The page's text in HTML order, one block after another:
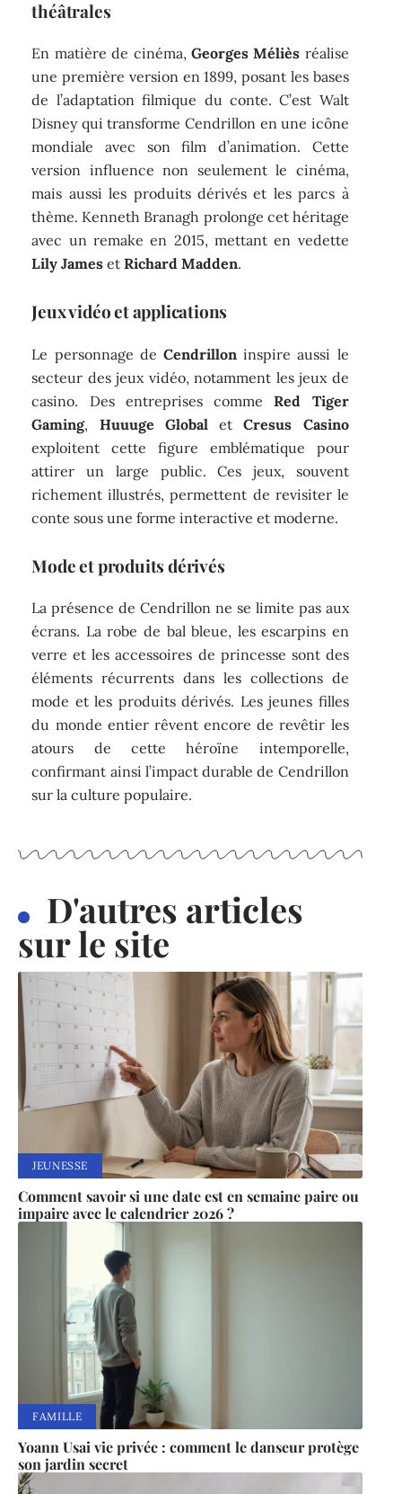
théâtrales
En matière de cinéma, Georges Méliès réalise
une première version en 1899, posant les bases
de l’adaptation filmique du conte. C’est Walt
Disney qui transforme Cendrillon en une icône
mondiale avec son film d’animation. Cette
version influence non seulement le cinéma,
mais aussi les produits dérivés et les parcs à
thème. Kenneth Branagh prolonge cet héritage
avec un remake en 2015, mettant en vedette
Lily James etRichard Madden.
Jeux vidéo et applications
Le personnage de Cendrillon inspire aussi le
secteur des jeux vidéo, notamment les jeux de
casino. Des entreprises commeRed Tiger
Gaming, Huuuge GlobaletCresus Casino
exploitent cette figure emblématique pour
attirer un large public. Ces jeux, souvent
richement illustrés, permettent de revisiter le
conte sous une forme interactive et moderne.
Mode et produits dérivés
La présence de Cendrillon ne se limite pas aux
écrans. La robe de bal bleue, les escarpins en
verre et les accessoires de princesse sont des
éléments récurrents dans les collections de
mode et les produits dérivés. Les jeunes filles
du monde entier rêvent encore de revêtir les
atours de cette héroïne intemporelle,
confirmant ainsi l’impact durable de Cendrillon
sur la culture populaire.
D'autres articles
sur le site
JEUNESSE
Comment savoir si une date est en semaine paire ou
impaire avec le calendrier 2026 ?
FAMILLE
Yoann Usai vie privée : comment le danseur protège
son jardin secret